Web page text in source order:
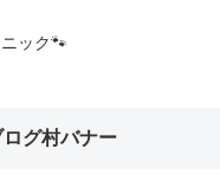
ック🐾
グ村バナー